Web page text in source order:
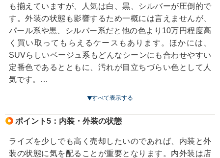
合も、すぐに売却できるので高値で買い取ってもらえる
こともあります。これらは業者と話をしないとわからな
いので、まずは査定に出してみましょう。
走行距離が10万kmを超えてくると大掛かりな整備が必要
となる消耗部品が交換時期になったり、樹脂製部品に割
れなどが出てくることもあるので、買取相場が下がって
しまいます。もし節目の走行距離に近づいているなら、
超える前に売却を検討したほうがいいでしょう。
ません。定期的にメンテナンスを行い、その履歴が残っ
ていれば、走行距離による減額を抑えられる可能性があ
また、距離が多くても内外装の状態が良ければそちらが
も揃えていますが、人気は白、黒、シルバーが圧倒的で
す。外装の状態も影響するため一概には言えませんが、
パール系や黒、シルバー系だと他の色より10万円程度高
く買い取ってもらえるケースもあります。ほかには、
SUVらしいベージュ系もどんなシーンにも合わせやすい
定番色であるとともに、汚れが目立ちづらい色として人
気です。
ど、人気の比重が高くなっています。そのため、査定士
ー系より低めの査定になるケースが多くなります。
すべて表示する
ポイント5：内装・外装の状態
ライズを少しでも高く売却したいのであれば、内装と外
装の状態に気を配ることが重要となります。内外装は店